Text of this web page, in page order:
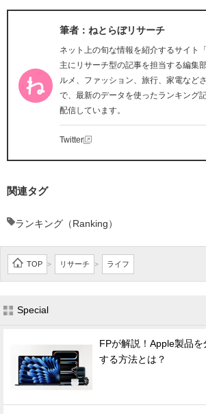
筆者：ねとらぼリサーチ
ネット上の旬な情報を紹介するサイト
主にリサーチ型の記事を担当する編集
ルメ、ファッション、旅行、家電など
で、最新のデータを使ったランキング
配信しています。
Twitter
関連タグ
ランキング（Ranking）
TOP > リサーチ > ライフ
Special
FPが解説！Apple製品
する方法とは？